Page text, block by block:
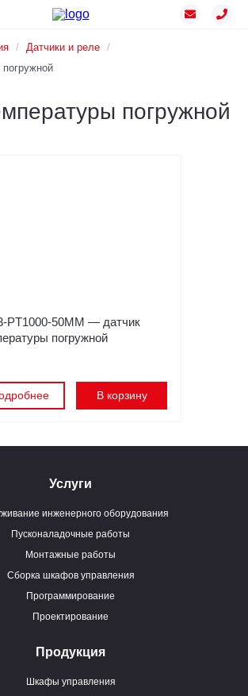
/ Датчики и реле /
погружной
PT1000-50MM — датчик
погружной
В корзину
Услуги
инженерного оборудования
Пусконаладочные работы
Монтажные работы
Сборка шкафов управления
Программирование
Проектирование
Продукция
Шкафы управления